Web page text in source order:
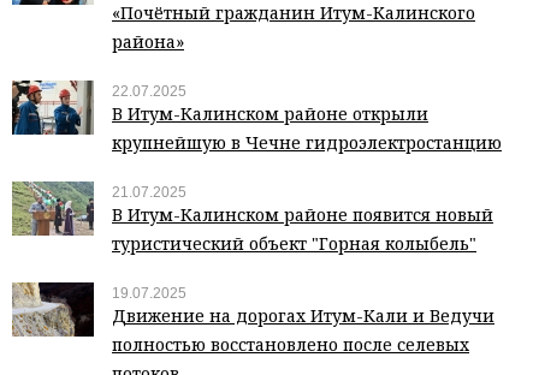
«Почётный гражданин Итум-Калинского
района»
22.07.2025
В Итум-Калинском районе открыли
крупнейшую в Чечне гидроэлектростанцию
21.07.2025
В Итум-Калинском районе появится новый
туристический объект "Горная колыбель"
19.07.2025
Движение на дорогах Итум-Кали и Ведучи
полностью восстановлено после селевых